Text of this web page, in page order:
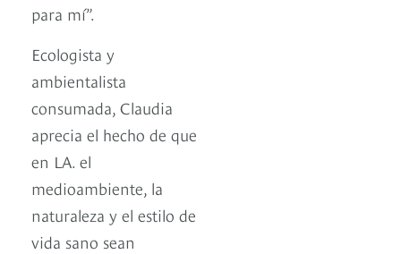
para mí”.
Ecologista y
ambientalista
consumada, Claudia
aprecia el hecho de que
en LA. el
medioambiente, la
naturaleza y el estilo de
vida sano sean